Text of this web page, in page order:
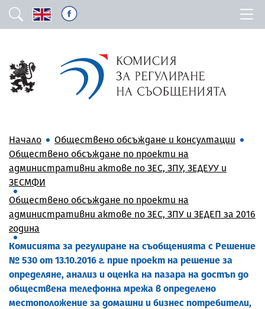
Начало
Обществено обсъждане и консултации
Обществено обсъждане по проекти на
административни актове по ЗЕС, ЗПУ, ЗЕДЕУУ и
ЗЕСМФИ
Обществено обсъждане по проекти на
административни актове по ЗЕС, ЗПУ и ЗЕДЕП за 2016
година
Комисията за регулиране на съобщенията с Решение
№ 530 от 13.10.2016 г. прие проект на решение за
определяне, анализ и оценка на пазара на достъп до
обществена телефонна мрежа в определено
местоположение за домашни и бизнес потребители,